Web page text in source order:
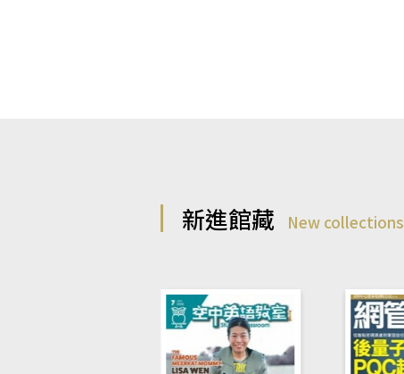
新進館藏 New collections